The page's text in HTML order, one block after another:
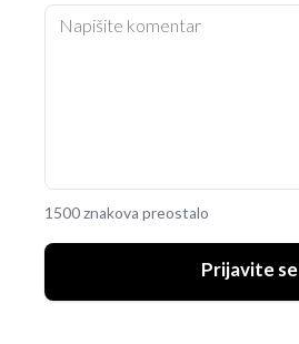
1500 znakova preostalo
Prijavite se